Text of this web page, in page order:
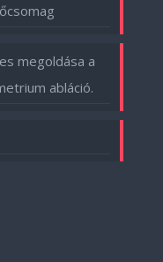
megoldása a
abláció.